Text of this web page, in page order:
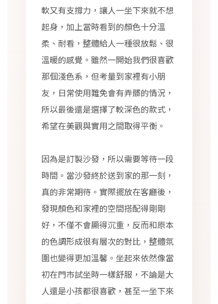
軟又有支撐力，讓人一坐下來就不想
起身，加上當時看到的顏色十分溫
柔、耐看，整體給人一種很放鬆、很
溫暖的感覺。雖然一開始我們很喜歡
那個淺色系，但考量到家裡有小朋
友，日常使用難免會有弄髒的情況，
所以最後還是選擇了較深色的款式，
希望在美觀與實用之間取得平衡。
因為是訂製沙發，所以需要等待一段
時間。當沙發終於送到家的那一刻，
真的非常期待。實際擺放在客廳後，
發現顏色和家裡的空間搭配得剛剛
好，不僅不會顯得沉重，反而和原本
的色調形成很有層次的對比，整體氛
圍也變得更加溫馨。坐起來依然像當
初在門市試坐時一樣舒服，不論是大
人還是小孩都很喜歡，甚至一坐下來